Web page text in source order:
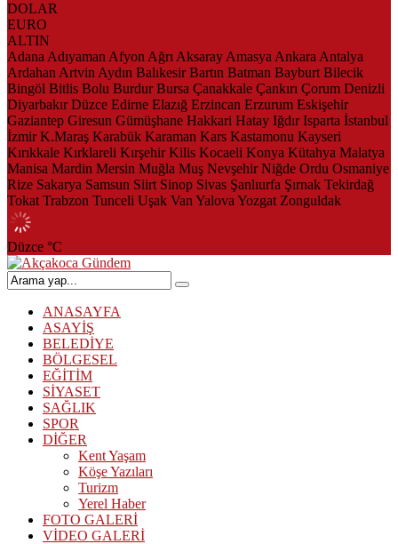
DOLAR
EURO
ALTIN
Adana Adıyaman Afyon Ağrı Aksaray Amasya Ankara Antalya
Ardahan Artvin Aydın Balıkesir Bartın Batman Bayburt Bilecik
Bingöl Bitlis Bolu Burdur Bursa Çanakkale Çankırı Çorum Denizli
Diyarbakır Düzce Edirne Elazığ Erzincan Erzurum Eskişehir
Gaziantep Giresun Gümüşhane Hakkari Hatay Iğdır Isparta İstanbul
İzmir K.Maraş Karabük Karaman Kars Kastamonu Kayseri
Kırıkkale Kırklareli Kırşehir Kilis Kocaeli Konya Kütahya Malatya
Manisa Mardin Mersin Muğla Muş Nevşehir Niğde Ordu Osmaniye
Rize Sakarya Samsun Siirt Sinop Sivas Şanlıurfa Şırnak Tekirdağ
Tokat Trabzon Tunceli Uşak Van Yalova Yozgat Zonguldak
Düzce °C
ANASAYFA
ASAYİŞ
BELEDİYE
BÖLGESEL
EĞİTİM
SİYASET
SAĞLIK
SPOR
DİĞER
Kent Yaşam
Köşe Yazıları
Turizm
Yerel Haber
FOTO GALERİ
VİDEO GALERİ